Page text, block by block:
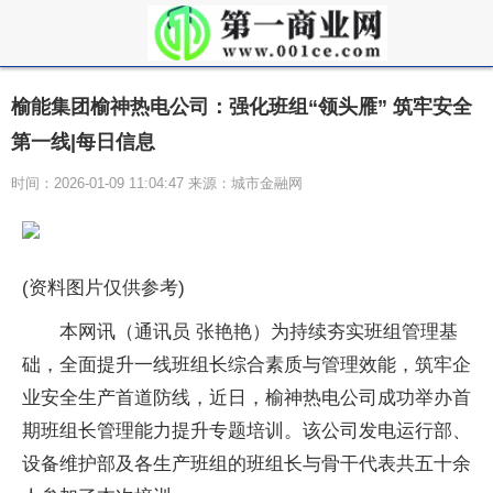
榆能集团榆神热电公司：强化班组“领头雁” 筑牢安全
第一线|每日信息
时间：2026-01-09 11:04:47 来源：城市金融网
(资料图片仅供参考)
本网讯（通讯员 张艳艳）为持续夯实班组管理基
础，全面提升一线班组长综合素质与管理效能，筑牢企
业安全生产首道防线，近日，榆神热电公司成功举办首
期班组长管理能力提升专题培训。该公司发电运行部、
设备维护部及各生产班组的班组长与骨干代表共五十余